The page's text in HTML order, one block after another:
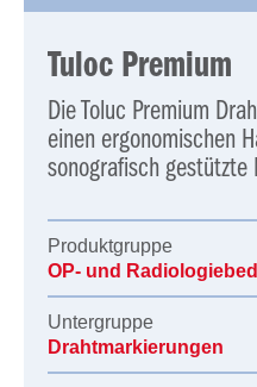
Tuloc Premium
Die Toluc Premium
einen ergonomischen
sonografisch gestützte
Produktgruppe
OP- und
Untergruppe
Drahtmarkierungen